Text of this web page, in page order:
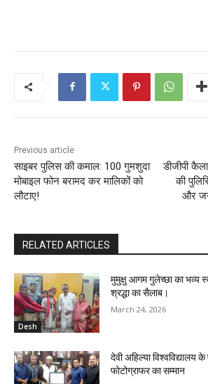
Previous article
साइबर पुलिस की कमाल: 100 गुमशुदा
मोबाइल फोन बरामद कर मालिकों को
लौटाए!
डीजीपी
की
और
RELATED ARTICLES
Desh
मुमुक्षु आगम गुलेच्छा का भव्य
श्रद्धा का सैलाब।
March 24, 2026
देवी अहिल्या विश्वविद्यालय के
फोटोग्राफर का सम्मान